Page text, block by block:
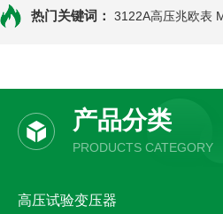
热门关键词： 3122A高压兆欧表
产品分类
PRODUCTS CATEGORY
高压试验变压器